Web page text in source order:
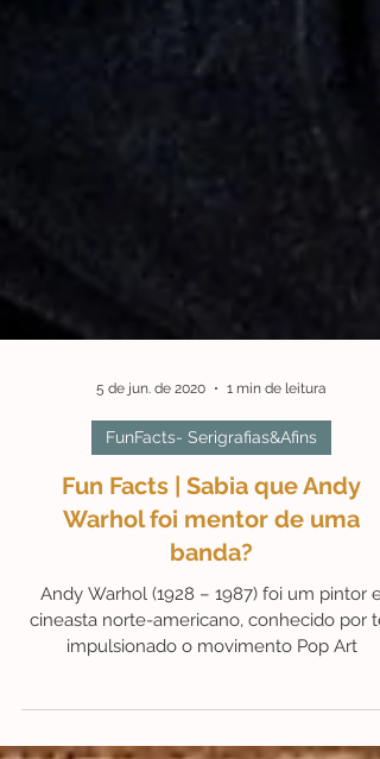
5 de jun. de 2020 1 min de leitura
FunFacts- Serigrafias&Afins
Fun Facts | Sabia que Andy